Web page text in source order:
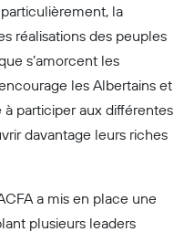
la
réalisations des peuples
s’amorcent les
les Albertains et
à participer aux différentes
davantage leurs riches
a mis en place une
plusieurs leaders